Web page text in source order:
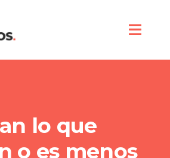
lo que
o es menos